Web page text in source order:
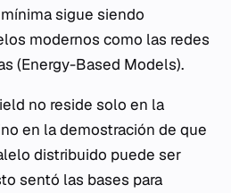
sigue siendo
modernos como las redes
(Energy-Based Models).
no reside solo en la
en la demostración de que
distribuido puede ser
sentó las bases para